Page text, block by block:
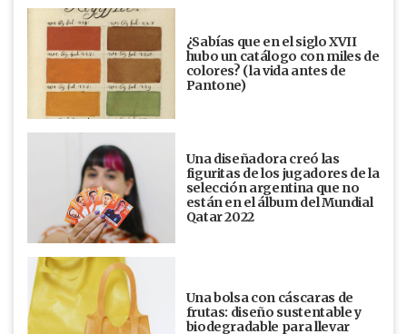
¿Sabías que en el siglo XVII
hubo un catálogo con miles de
colores? (la vida antes de
Pantone)
Una diseñadora creó las
figuritas de los jugadores de la
selección argentina que no
están en el álbum del Mundial
Qatar 2022
Una bolsa con cáscaras de
frutas: diseño sustentable y
biodegradable para llevar